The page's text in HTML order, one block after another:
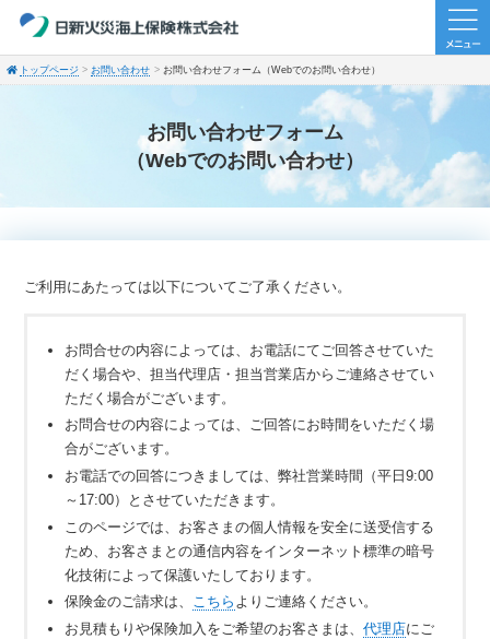
トップページ お問い合わせ お問い合わせフォーム（Webでのお問い合わせ）
お問い合わせフォーム
（Webでのお問い合わせ）
ご利用にあたっては以下についてご了承ください。
お問合せの内容によっては、お電話にてご回答させていた
だく場合や、担当代理店・担当営業店からご連絡させてい
ただく場合がございます。
お問合せの内容によっては、ご回答にお時間をいただく場
合がございます。
お電話での回答につきましては、弊社営業時間（平日9:00
～17:00）とさせていただきます。
このページでは、お客さまの個人情報を安全に送受信する
ため、お客さまとの通信内容をインターネット標準の暗号
化技術によって保護いたしております。
保険金のご請求は、 こちら よりご連絡ください。
お見積もりや保険加入をご希望のお客さまは、 代理店にご